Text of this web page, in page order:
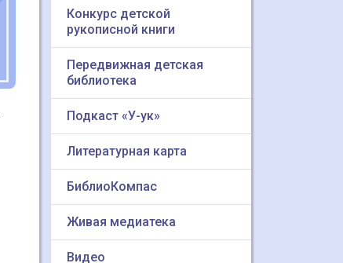
Конкурс детской
рукописной книги
Передвижная детская
библиотека
Подкаст «У-ук»
Литературная карта
БиблиоКомпас
Живая медиатека
Видео